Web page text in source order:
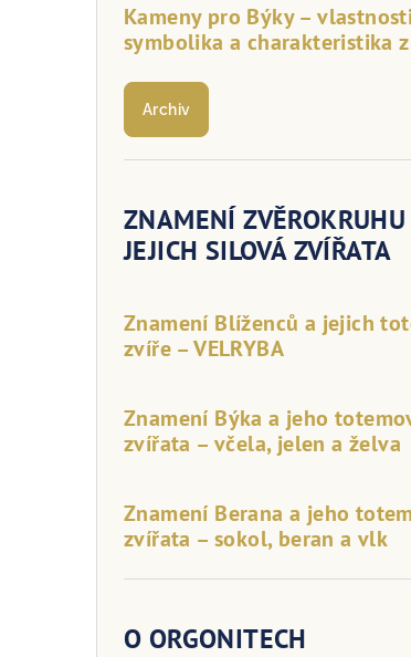
Kameny pro Býky –
symbolika a charakteristika
Archiv
ZNAMENÍ
JEJICH SILOVÁ ZVÍŘATA
Znamení Blíženců a jejich
zvíře – VELRYBA
Znamení Býka a jeho
zvířata – včela, jelen a želva
Znamení Berana a jeho
zvířata – sokol, beran a vlk
O ORGONITECH